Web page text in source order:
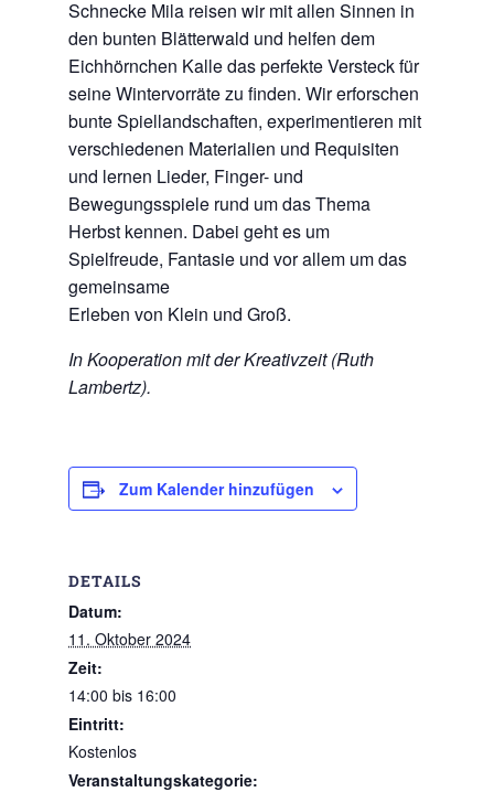
Schnecke Mila reisen wir mit allen Sinnen in
den bunten Blätterwald und helfen dem
Eichhörnchen Kalle das perfekte Versteck für
seine Wintervorräte zu finden. Wir erforschen
bunte Spiellandschaften, experimentieren mit
verschiedenen Materialien und Requisiten
und lernen Lieder, Finger- und
Bewegungsspiele rund um das Thema
Herbst kennen. Dabei geht es um
Spielfreude, Fantasie und vor allem um das
gemeinsame
Erleben von Klein und Groß.
In Kooperation mit der Kreativzeit (Ruth
Lambertz).
Zum Kalender hinzufügen
DETAILS
Datum:
11. Oktober 2024
Zeit:
14:00 bis 16:00
Eintritt:
Kostenlos
Veranstaltungskategorie: